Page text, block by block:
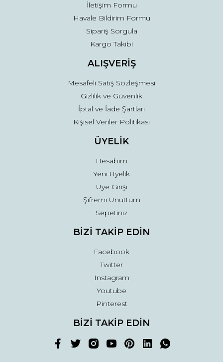
Gönder
İletişim Formu
Havale Bildirim Formu
Sipariş Sorgula
Kargo Takibi
ALIŞVERİŞ
Mesafeli Satış Sözleşmesi
Gizlilik ve Güvenlik
İptal ve İade Şartları
Kişisel Veriler Politikası
ÜYELİK
Hesabım
Yeni Üyelik
Üye Girişi
Şifremi Unuttum
Sepetiniz
BİZİ TAKİP EDİN
Facebook
Twitter
Instagram
Youtube
Pinterest
BİZİ TAKİP EDİN